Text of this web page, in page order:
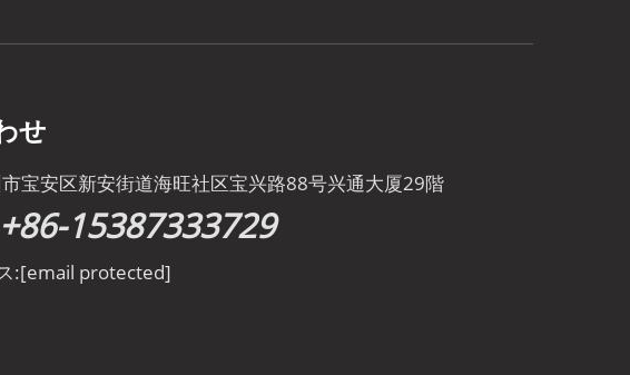
せ
宝安区新安街道海旺社区宝兴路88号兴通大厦29階
+86-15387333729
:[email protected]